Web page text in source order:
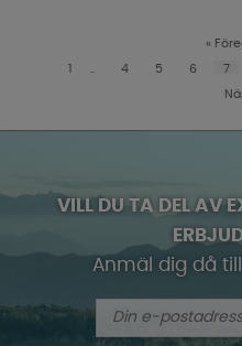
«
1 4 5 6 7
VILL DU TA DEL AV
Anmäl dig då